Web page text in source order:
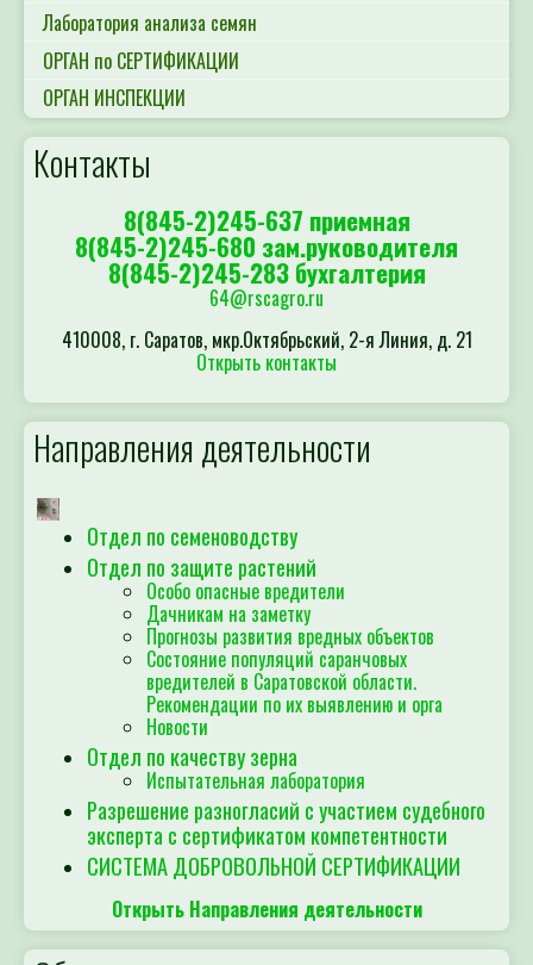
Лаборатория анализа семян
ОРГАН по СЕРТИФИКАЦИИ
ОРГАН ИНСПЕКЦИИ
Контакты
8(845-2)245-637 приемная
8(845-2)245-680 зам.руководителя
8(845-2)245-283 бухгалтерия
64@rscagro.ru
410008, г. Саратов, мкр.Октябрьский, 2-я Линия, д. 21
Открыть контакты
Направления деятельности
Отдел по семеноводству
Отдел по защите растений
Особо опасные вредители
Дачникам на заметку
Прогнозы развития вредных объектов
Состояние популяций саранчовых
вредителей в Саратовской области.
Рекомендации по их выявлению и орга
Новости
Отдел по качеству зерна
Испытательная лаборатория
Разрешение разногласий с участием судебного
эксперта с сертификатом компетентности
СИСТЕМА ДОБРОВОЛЬНОЙ СЕРТИФИКАЦИИ
Открыть Направления деятельности